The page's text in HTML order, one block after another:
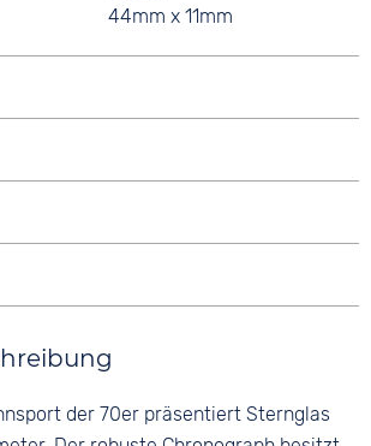
44mm x 11mm
der 70er präsentiert Sternglas